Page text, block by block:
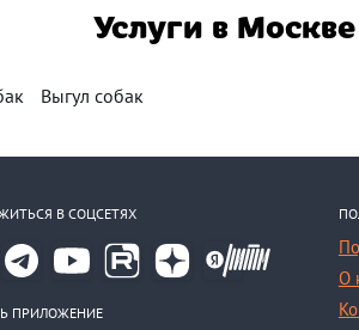
Услуги в Москве
Выгул собак
В СОЦСЕТЯХ
ПРИЛОЖЕНИЕ
О